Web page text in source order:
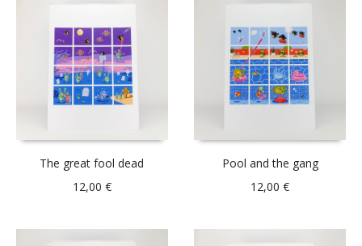
The great fool dead
12,00 €
Pool and the gang
12,00€